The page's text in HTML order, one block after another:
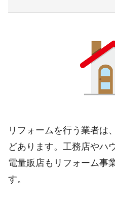
リフォームを行う業者は
どあります。工務店やハ
電量販店もリフォーム事
す。